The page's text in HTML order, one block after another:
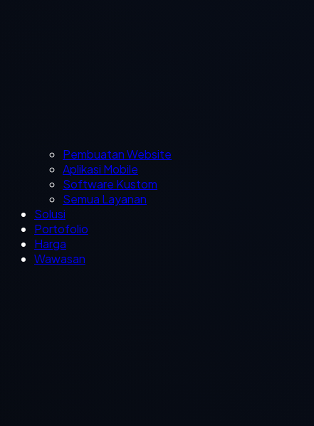
Pembuatan Website
Aplikasi Mobile
Software Kustom
Semua Layanan
Solusi
Portofolio
Harga
Wawasan